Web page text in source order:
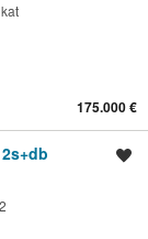
175.000 €